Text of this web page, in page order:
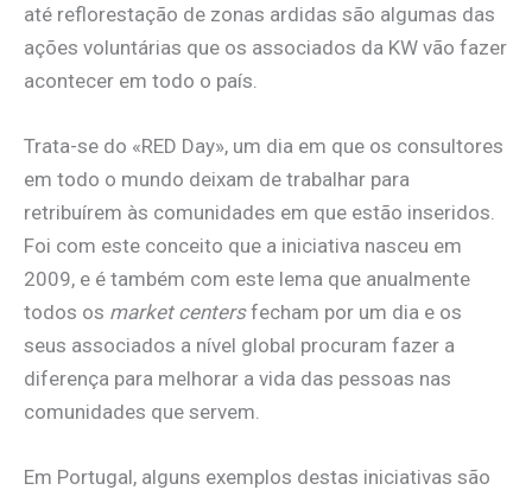
até reflorestação de zonas ardidas são algumas das
ações voluntárias que os associados da KW vão fazer
acontecer em todo o país.
Trata-se do «RED Day», um dia em que os consultores
em todo o mundo deixam de trabalhar para
retribuírem às comunidades em que estão inseridos.
Foi com este conceito que a iniciativa nasceu em
2009, e é também com este lema que anualmente
todos os market centersfecham por um dia e os
seus associados a nível global procuram fazer a
diferença para melhorar a vida das pessoas nas
comunidades que servem.
Em Portugal, alguns exemplos destas iniciativas são